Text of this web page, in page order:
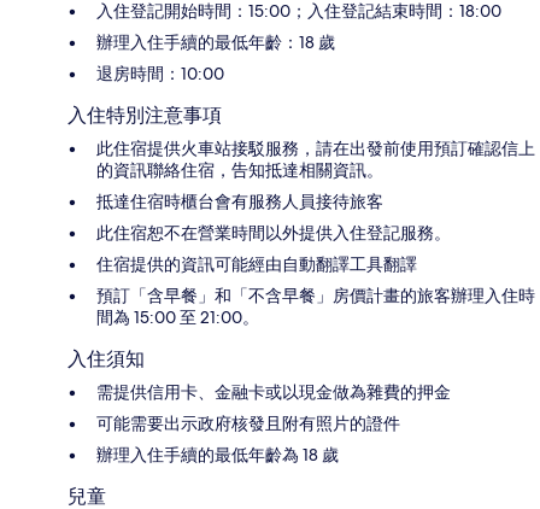
入住登記開始時間：15:00；入住登記結束時間：18:00
辦理入住手續的最低年齡：18 歲
退房時間：10:00
入住特別注意事項
此住宿提供火車站接駁服務，請在出發前使用預訂確認信上
的資訊聯絡住宿，告知抵達相關資訊。
抵達住宿時櫃台會有服務人員接待旅客
此住宿恕不在營業時間以外提供入住登記服務。
住宿提供的資訊可能經由自動翻譯工具翻譯
預訂「含早餐」和「不含早餐」房價計畫的旅客辦理入住時
間為 15:00 至 21:00。
入住須知
需提供信用卡、金融卡或以現金做為雜費的押金
可能需要出示政府核發且附有照片的證件
辦理入住手續的最低年齡為 18 歲
兒童